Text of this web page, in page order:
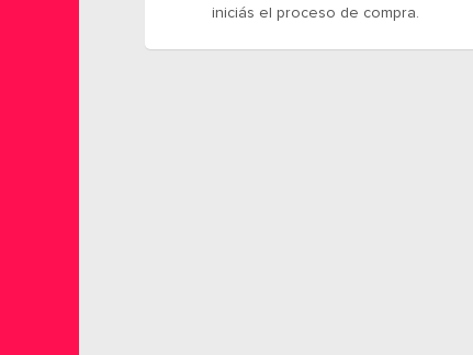
iniciás el proceso de compra.